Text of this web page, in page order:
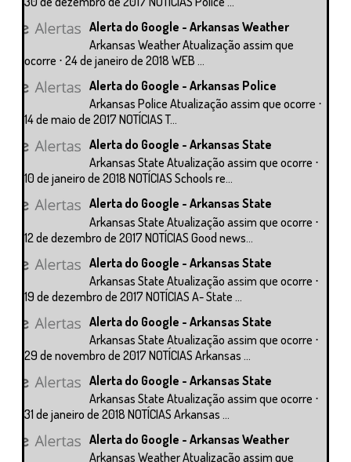
Alerta do Google - Arkansas Weather
Arkansas Weather Atualização assim que
ocorre ⋅ 24 de janeiro de 2018 WEB ...
Alerta do Google - Arkansas Police
Arkansas Police Atualização assim que ocorre ⋅
14 de maio de 2017 NOTÍCIAS T...
Alerta do Google - Arkansas State
Arkansas State Atualização assim que ocorre ⋅
10 de janeiro de 2018 NOTÍCIAS Schools re...
Alerta do Google - Arkansas State
Arkansas State Atualização assim que ocorre ⋅
12 de dezembro de 2017 NOTÍCIAS Good news...
Alerta do Google - Arkansas State
Arkansas State Atualização assim que ocorre ⋅
19 de dezembro de 2017 NOTÍCIAS A- State ...
Alerta do Google - Arkansas State
Arkansas State Atualização assim que ocorre ⋅
29 de novembro de 2017 NOTÍCIAS Arkansas ...
Alerta do Google - Arkansas State
Arkansas State Atualização assim que ocorre ⋅
31 de janeiro de 2018 NOTÍCIAS Arkansas ...
Alerta do Google - Arkansas Weather
Arkansas Weather Atualização assim que